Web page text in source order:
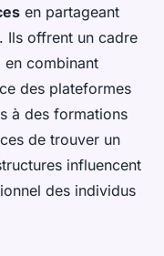
en partageant
Ils offrent un cadre
en combinant
des plateformes
à des formations
de trouver un
influencent
des individus